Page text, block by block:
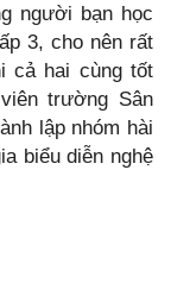
người bạn học
3, cho nên rất
cả hai cùng tốt
trường Sân
lập nhóm hài
biểu diễn nghệ